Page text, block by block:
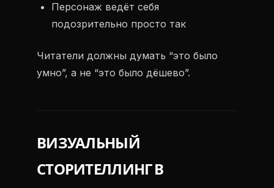
Персонаж ведёт себя
подозрительно просто так
Читатели должны думать “это было
умно”, а не “это было дёшево”.
ВИЗУАЛЬНЫЙ
СТОРИТЕЛЛИНГ В